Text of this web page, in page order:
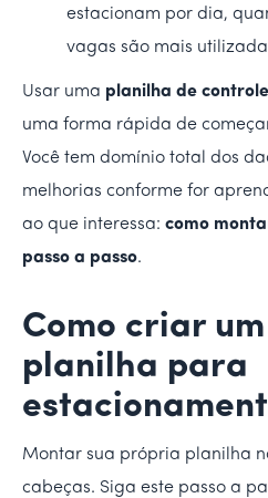
estacionam por dia,
vagas são mais
Usar uma planilha de
uma forma rápida de
Você tem domínio total dos
melhorias conforme for
ao que interessa: como
passo a passo.
Como criar
planilha para
Montar sua própria planilha
cabeças. Siga este passo a